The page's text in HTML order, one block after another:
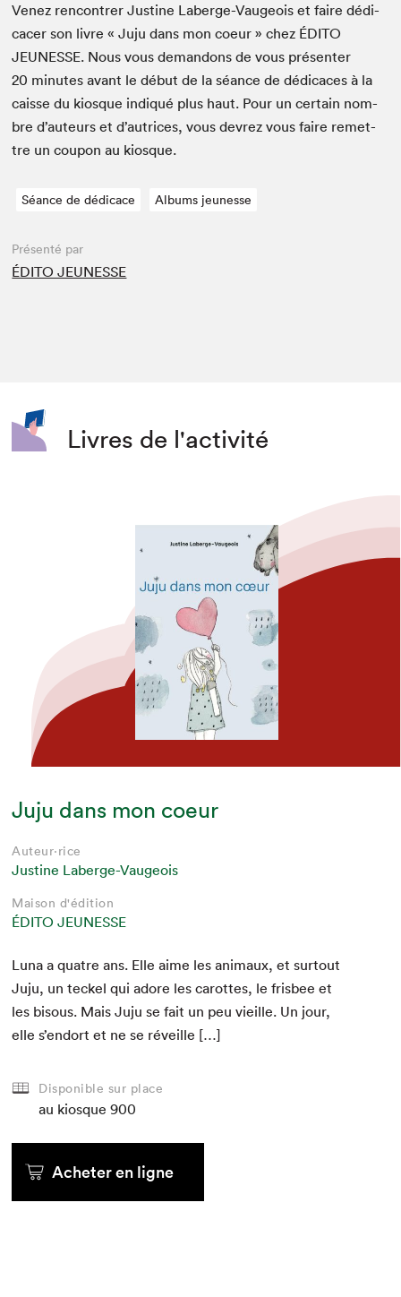
Venez ren­con­tr­er Jus­tine Laberge-Vau­geois et faire dédi­
cac­er son livre « Juju dans mon coeur » chez ÉDI­TO
JEUNESSE. Nous vous deman­dons de vous présen­ter
20 min­utes avant le début de la séance de dédi­caces à la
caisse du kiosque indiqué plus haut. Pour un cer­tain nom­
bre d’auteurs et d’autrices, vous devrez vous faire remet­
tre un coupon au kiosque.
Séance de dédicace Albums jeunesse
Présenté par
ÉDITO JEUNESSE
Livres de l'activité
Juju dans mon coeur
Auteur·rice
Justine Laberge-Vaugeois
Maison d'édition
ÉDITO JEUNESSE
Luna a qua­tre ans. Elle aime les ani­maux, et surtout
Juju, un teck­el qui adore les carottes, le fris­bee et
les bisous. Mais Juju se fait un peu vieille. Un jour,
elle s’endort et ne se réveille […]
Disponible sur place
au kiosque 900
Acheter en ligne